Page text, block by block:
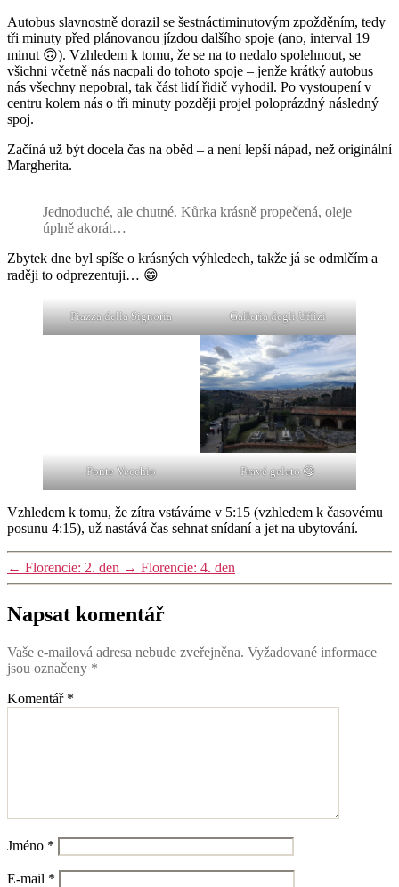
Autobus slavnostně dorazil se šestnáctiminutovým zpožděním, tedy
tři minuty před plánovanou jízdou dalšího spoje (ano, interval 19
minut 🙃). Vzhledem k tomu, že se na to nedalo spolehnout, se
všichni včetně nás nacpali do tohoto spoje – jenže krátký autobus
nás všechny nepobral, tak část lidí řidič vyhodil. Po vystoupení v
centru kolem nás o tři minuty později projel poloprázdný následný
spoj.
Začíná už být docela čas na oběd – a není lepší nápad, než originální
Margherita.
Jednoduché, ale chutné. Kůrka krásně propečená, oleje
úplně akorát…
Zbytek dne byl spíše o krásných výhledech, takže já se odmlčím a
raději to odprezentuji… 😁
Piazza della Signoria Galleria degli Uffizi
Ponte Vecchio Pravé gelato 😋
Vzhledem k tomu, že zítra vstáváme v 5:15 (vzhledem k časovému
posunu 4:15), už nastává čas sehnat snídaní a jet na ubytování.
← Florencie: 2. den → Florencie: 4. den
Napsat komentář
Vaše e-mailová adresa nebude zveřejněna. Vyžadované informace
jsou označeny *
Komentář *
Jméno *
E-mail *